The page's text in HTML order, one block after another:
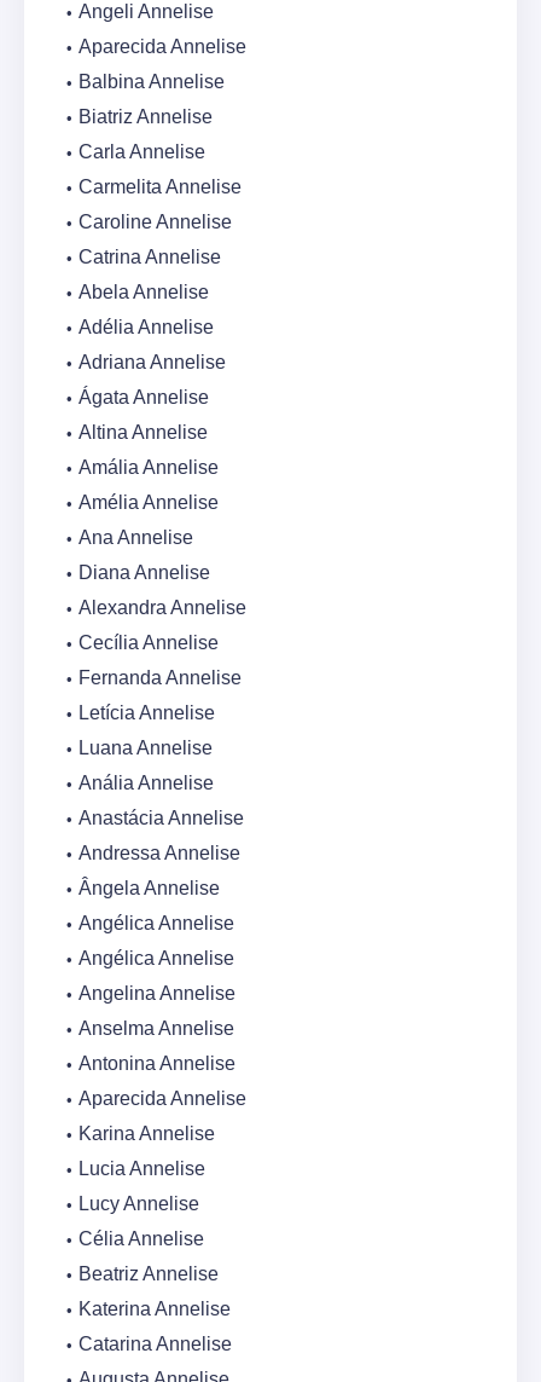
Angeli Annelise
Aparecida Annelise
Balbina Annelise
Biatriz Annelise
Carla Annelise
Carmelita Annelise
Caroline Annelise
Catrina Annelise
Abela Annelise
Adélia Annelise
Adriana Annelise
Ágata Annelise
Altina Annelise
Amália Annelise
Amélia Annelise
Ana Annelise
Diana Annelise
Alexandra Annelise
Cecília Annelise
Fernanda Annelise
Letícia Annelise
Luana Annelise
Anália Annelise
Anastácia Annelise
Andressa Annelise
Ângela Annelise
Angélica Annelise
Angélica Annelise
Angelina Annelise
Anselma Annelise
Antonina Annelise
Aparecida Annelise
Karina Annelise
Lucia Annelise
Lucy Annelise
Célia Annelise
Beatriz Annelise
Katerina Annelise
Catarina Annelise